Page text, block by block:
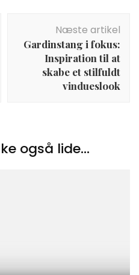
Næste artikel
Gardinstang i fokus:
Inspiration til at
skabe et stilfuldt
vindueslook
også lide...